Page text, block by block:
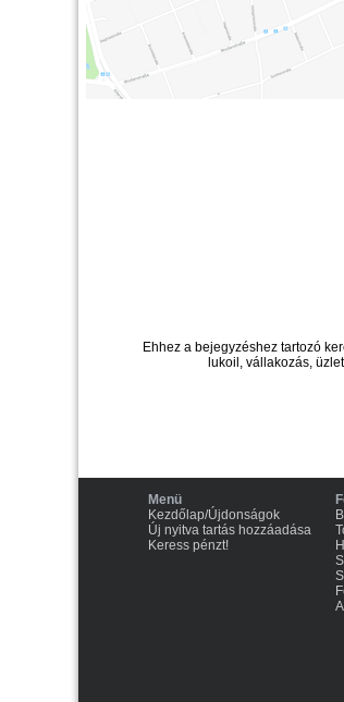
Ehhez a bejegyzéshez tartozó
lukoil, vállakozás, üzlet
Menü
Kezdőlap/Újdonságok
Új nyitva tartás hozzáadása
Keress pénzt!